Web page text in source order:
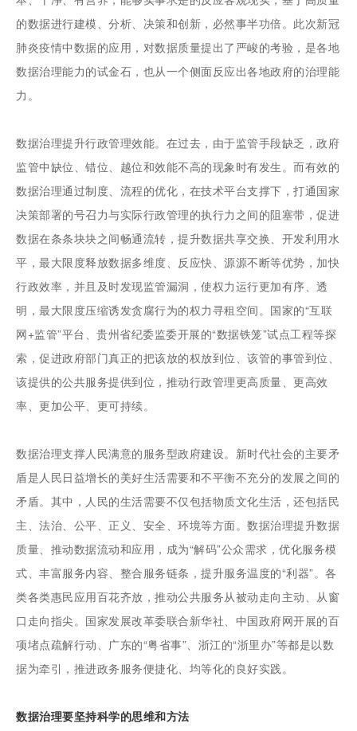
的数据进行建模、分析、决策和创新，必然事半功倍。此次新冠
肺炎疫情中数据的应用，对数据质量提出了严峻的考验，是各地
数据治理能力的试金石，也从一个侧面反应出各地政府的治理能
力。
数据治理提升行政管理效能。在过去，由于监管手段缺乏，政府
监管中缺位、错位、越位和效能不高的现象时有发生。而有效的
数据治理通过制度、流程的优化，在技术平台支撑下，打通国家
决策部署的号召力与实际行政管理的执行力之间的阻塞带，促进
数据在条条块块之间畅通流转，提升数据共享交换、开发利用水
平，最大限度释放数据多维度、反应快、源源不断等优势，加快
行政效率，并且及时发现监管漏洞，使权力运行更加有序、透
明，最大限度压缩诱发贪腐行为的权力寻租空间。国家的“互联
网+监管”平台、贵州省纪委监委开展的“数据铁笼”试点工程等探
索，促进政府部门真正的把该放的权放到位、该管的事管到位、
该提供的公共服务提供到位，推动行政管理更高质量、更高效
率、更加公平、更可持续。
数据治理支撑人民满意的服务型政府建设。新时代社会的主要矛
盾是人民日益增长的美好生活需要和不平衡不充分的发展之间的
矛盾。其中，人民的生活需要不仅包括物质文化生活，还包括民
主、法治、公平、正义、安全、环境等方面。数据治理提升数据
质量、推动数据流动和应用，成为“解码”公众需求，优化服务模
式、丰富服务内容、整合服务链条，提升服务温度的“利器”。各
类各类惠民应用百花齐放，推动公共服务从被动走向主动、从窗
口走向指尖。国家发展改革委联合新华社、中国政府网开展的百
项堵点疏解行动、广东的“粤省事”、浙江的“浙里办”等都是以数
据为牵引，推进政务服务便捷化、均等化的良好实践。
数据治理要坚持科学的思维和方法